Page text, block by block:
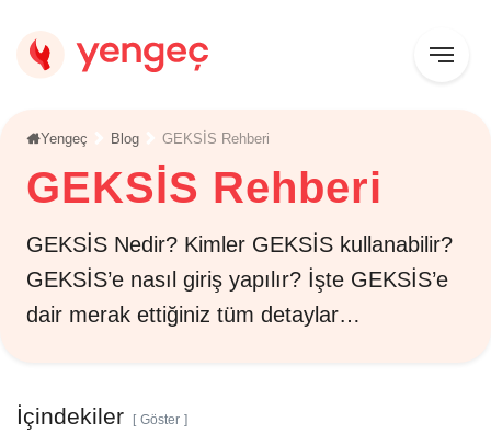
Yengeç Blog GEKSİS Rehberi
GEKSİS Rehberi
GEKSİS Nedir? Kimler GEKSİS kullanabilir?
GEKSİS’e nasıl giriş yapılır? İşte GEKSİS’e
dair merak ettiğiniz tüm detaylar…
İçindekiler Göster